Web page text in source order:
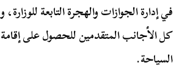
في إدارة الجوازات والهجرة التابعة
كل الأجانب المتقدمين للحصول على
السياحة.